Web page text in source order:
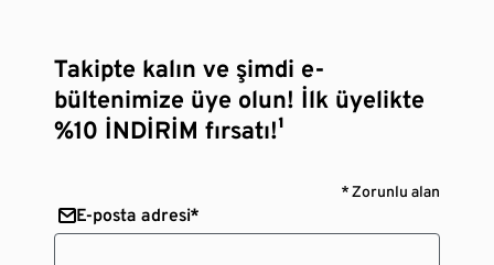
Takipte kalın ve şimdi e-
bültenimize üye olun! İlk üyelikte
%10 İNDİRİM fırsatı!¹
* Zorunlu alan
E-posta adresi*